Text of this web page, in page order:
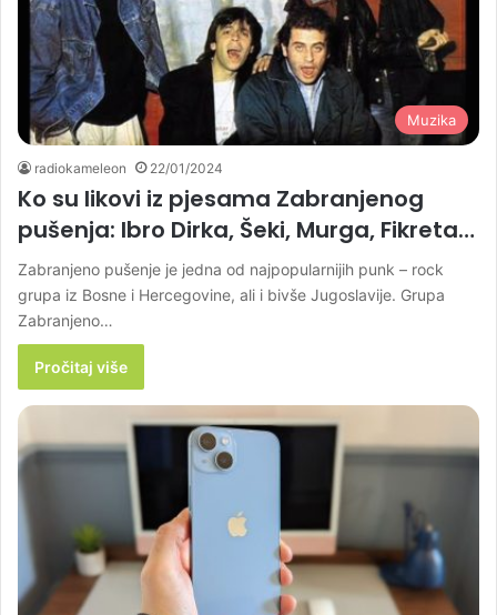
Muzika
radiokameleon 22/01/2024
Ko su likovi iz pjesama Zabranjenog
pušenja: Ibro Dirka, Šeki, Murga, Fikreta…
Zabranjeno pušenje je jedna od najpopularnijih punk – rock
grupa iz Bosne i Hercegovine, ali i bivše Jugoslavije. Grupa
Zabranjeno…
Pročitaj više